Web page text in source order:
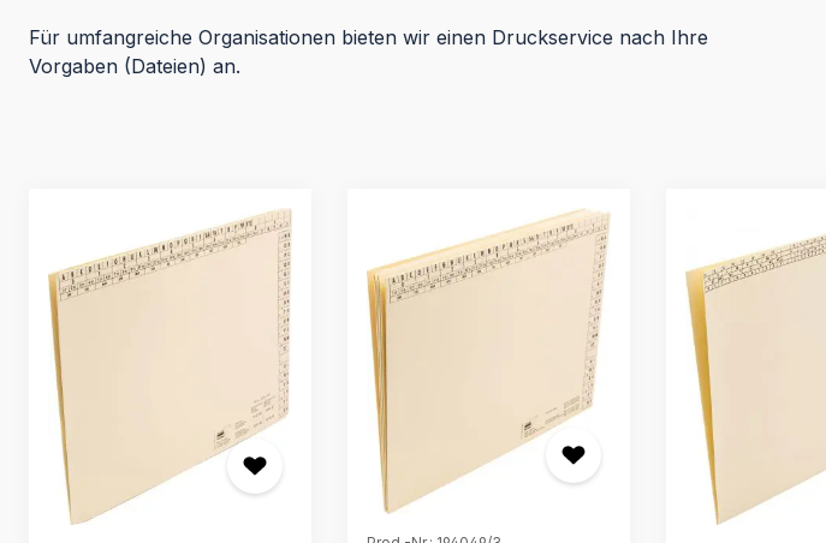
Für umfangreiche Organisationen bieten wir einen Druckservice nach Ihre
Vorgaben (Dateien) an.
Produktgalerie überspringen